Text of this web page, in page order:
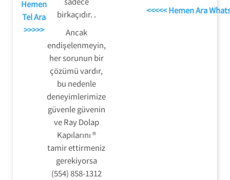
Hemen
Tel Ara
>>>>>
birkaçıdır. .
Ancak
endişelenmeyin,
her sorunun bir
çözümü vardır,
bu nedenle
deneyimlerimize
güvenle güvenin
ve Ray Dolap
Kapılarını ®
tamir ettirmeniz
gerekiyorsa
(554) 858-1312
<<<<< Hemen Ara